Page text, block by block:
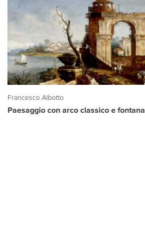
Francesco Albotto
Paesaggio con arco classico e fontana